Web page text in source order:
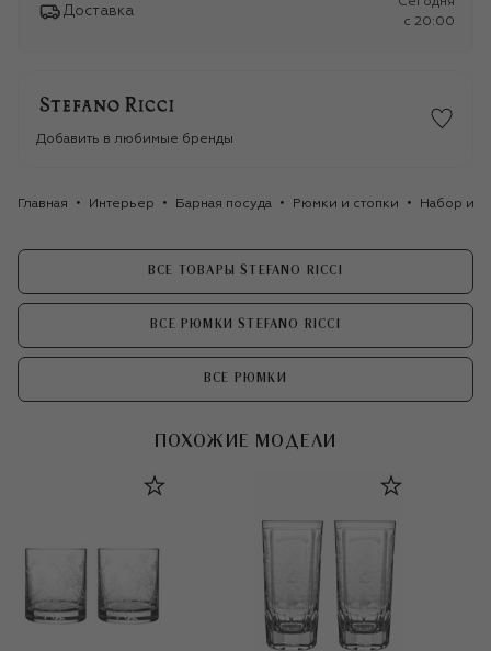
Доставка
c 20:00
Добавить в любимые бренды
Главная Интерьер Барная посуда Рюмки и стопки Набор из
ВСЕ ТОВАРЫ STEFANO RICCI
ВСЕ РЮМКИ STEFANO RICCI
ВСЕ РЮМКИ
ПОХОЖИЕ МОДЕЛИ